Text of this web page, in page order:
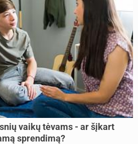
vaikų tėvams - ar šįkart
sprendimą?